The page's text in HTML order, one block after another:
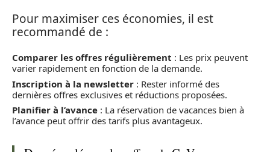
Pour maximiser ces économies, il est
recommandé de :
Comparer les offres régulièrement : Les prix peuvent
varier rapidement en fonction de la demande.
Inscription à la newsletter : Rester informé des
dernières offres exclusives et réductions proposées.
Planifier à l’avance : La réservation de vacances bien à
l’avance peut offrir des tarifs plus avantageux.